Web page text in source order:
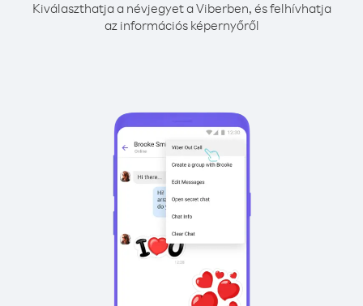
Kiválaszthatja a névjegyet a Viberben, és felhívhatja
az információs képernyőről